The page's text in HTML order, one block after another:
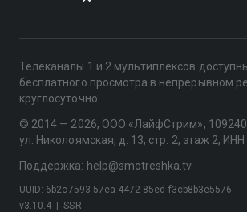
Телеканалы 1 и 2 мультиплексов
бесплатного просмотра в непрерывном
круглосуточно.
© 2014 — 2026, ООО «ЛайфСтрим»,
ул. Николоямская, д. 13, стр. 2, этаж 2,
Поддержка: help@smotreshka.tv
v3.10.4 SSR
UUID: 6b2c7593-57ea-4472-85ed-f3cb8b3e5576